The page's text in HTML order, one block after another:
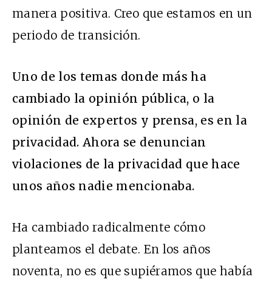
manera positiva. Creo que estamos en un
periodo de transición.
Uno de los temas donde más ha
cambiado la opinión pública, o la
opinión de expertos y prensa, es en la
privacidad. Ahora se denuncian
violaciones de la privacidad que hace
unos años nadie mencionaba.
Ha cambiado radicalmente cómo
planteamos el debate. En los años
noventa, no es que supiéramos que había